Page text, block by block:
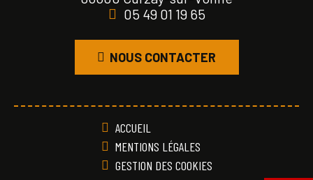
05 49 01 19 65
NOUS CONTACTER
ACCUEIL
MENTIONS LÉGALES
GESTION DES COOKIES